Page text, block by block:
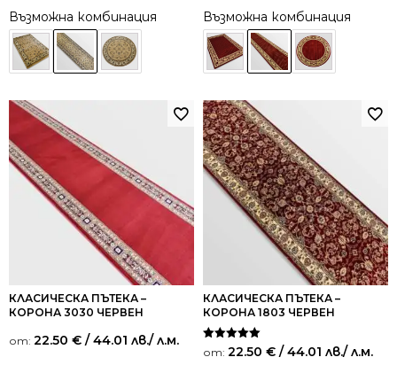
Възможна комбинация Възможна комбинация
КЛАСИЧЕСКА ПЪТЕКА –
КОРОНА 3030 ЧЕРВЕН
от: 22.50 € / 44.01 лв./ л.м.
КЛАСИЧЕСКА ПЪТЕКА –
КОРОНА 1803 ЧЕРВЕН
Оценено на
5.00
от: 22.50 € / 44.01 лв./ л.м.